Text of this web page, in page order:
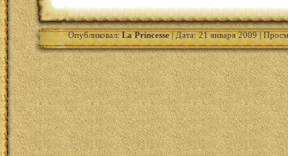
Опубликовал:La Princesse| Дата: 21 января 2009 |